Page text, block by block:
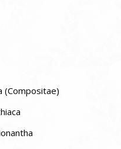
(Compositae)